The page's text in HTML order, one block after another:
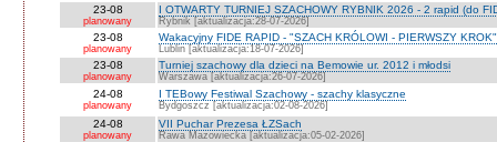
23-08
planowany
I OTWARTY TURNIEJ SZACHOWY RYBNIK 2026 - 2 rapid (do
Rybnik [aktualizacja:28-07-2026]
23-08
planowany
Wakacyjny FIDE RAPID - "SZACH KRÓLOWI - PIERWSZY
Lublin [aktualizacja:18-07-2026]
23-08
planowany
Turniej szachowy dla dzieci na Bemowie ur. 2012 i młodsi
Warszawa [aktualizacja:26-07-2026]
24-08
planowany
I TEBowy Festiwal Szachowy - szachy klasyczne
Bydgoszcz [aktualizacja:02-08-2026]
24-08
planowany
VII Puchar Prezesa ŁZSach
Rawa Mazowiecka [aktualizacja:05-02-2026]